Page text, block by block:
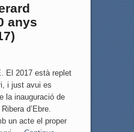
anys
El 2017 està replet
i just avui es
la inauguració de
d’Ebre.
un acte el proper